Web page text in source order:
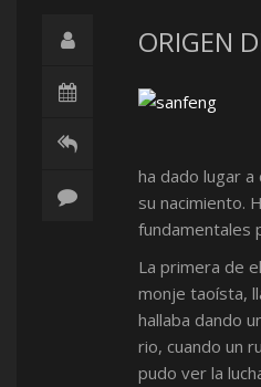
ORIGEN
ha dado lugar
su nacimiento.
fundamentales
La primera de
monje taoísta,
hallaba dando
rio, cuando un
pudo ver la